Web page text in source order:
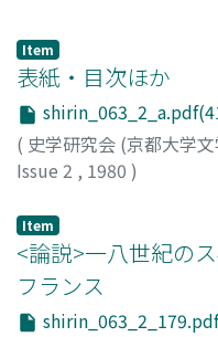
Item
表紙・目次ほか
( 史学研究会 (京都大学
Issue 2 , 1980 )
Item
<論説>一八世紀の
フランス